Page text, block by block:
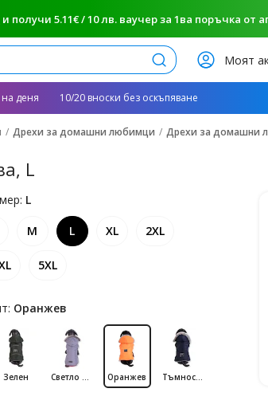
и получи 5.11€ / 10 лв. ваучер за 1ва поръчка от
Търси Моят
деня 10/20 вноски без оскъпяване
Дрехи за домашни любимци Дрехи за домашни
L
L
M L XL 2XL
5XL
Оранжев
Зелен Светло сив Оранжев Тъмносин